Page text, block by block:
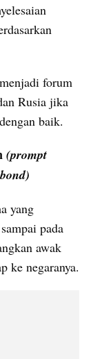
forum
Rusia jika
baik.
(prompt
yang
pada
awak